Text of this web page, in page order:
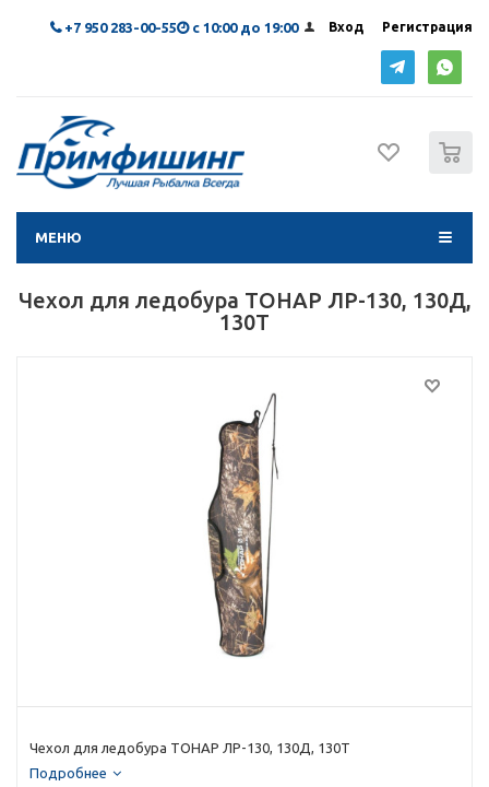
Вход Регистрация
+7 950 283-00-55 с 10:00 до 19:00
МЕНЮ
Чехол для ледобура ТОНАР ЛР-130, 130Д,
130Т
Чехол для ледобура ТОНАР ЛР-130, 130Д, 130Т
Подробнее